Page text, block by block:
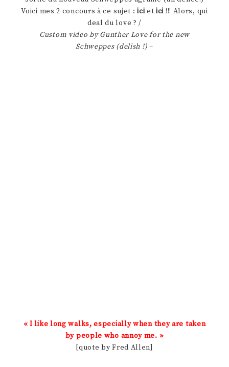
Voici mes 2 concours à ce sujet :icietici !!! Alors, qui
deal du love ? /
Custom video by Gunther Love for the new
Schweppes (delish !) –
« I like long walks, especially when they are taken
by people who annoy me. »
[quote by Fred Allen]